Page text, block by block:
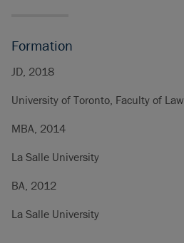
Formation
JD, 2018
University of Toronto, Faculty of Law
MBA, 2014
La Salle University
BA, 2012
La Salle University